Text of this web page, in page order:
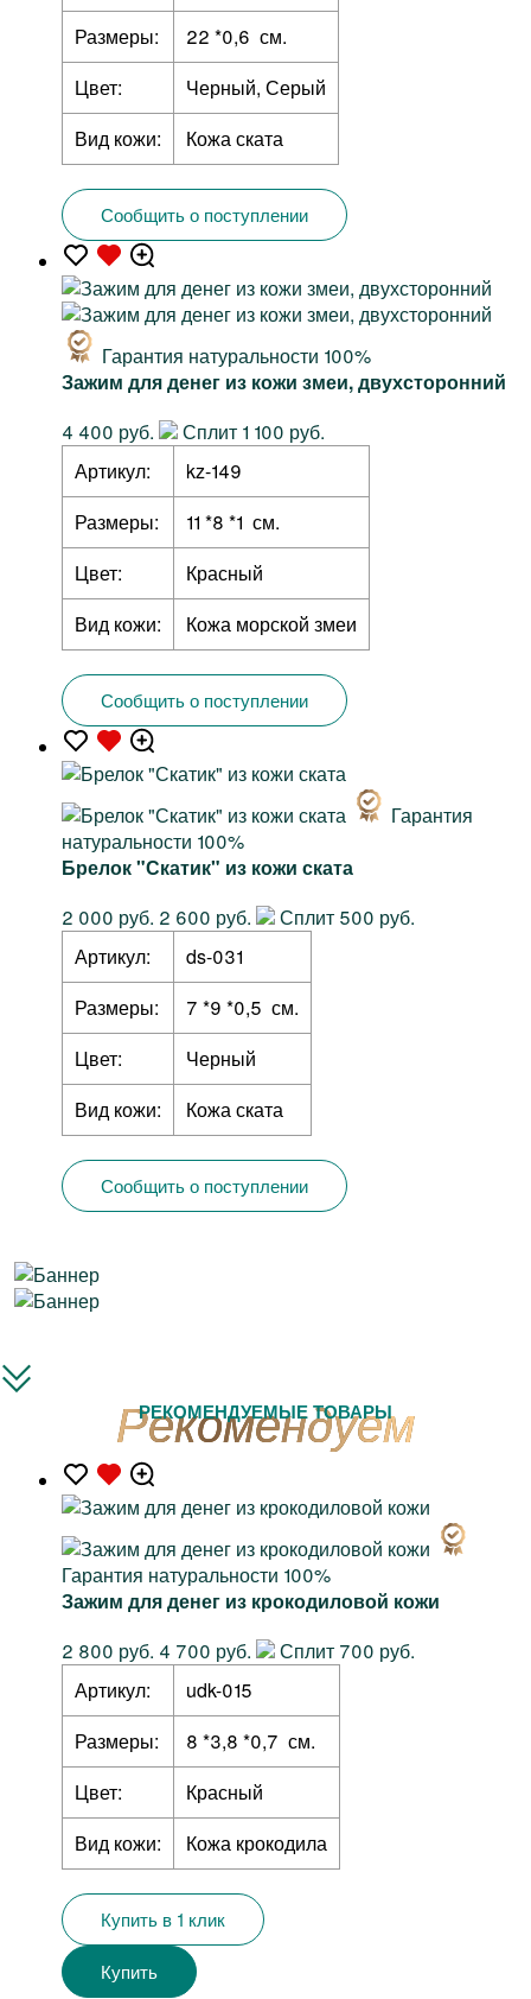
Размеры:
22 *0,6 см.
Цвет:
Черный, Серый
Вид кожи:
Кожа ската
Сообщить о поступлении
Гарантия натуральности 100%
Зажим для денег из кожи змеи, двухсторонний
4 400 руб.
Сплит 1 100 руб.
Артикул:
kz-149
Размеры:
11 *8 *1 см.
Цвет:
Красный
Вид кожи:
Кожа морской змеи
Сообщить о поступлении
Гарантия
натуральности 100%
Брелок "Скатик" из кожи ската
2 000 руб. 2 600 руб.
Сплит 500 руб.
Артикул:
ds-031
Размеры:
7 *9 *0,5 см.
Цвет:
Черный
Вид кожи:
Кожа ската
Сообщить о поступлении
РЕКОМЕНДУЕМЫЕ ТОВАРЫ
Гарантия натуральности 100%
Зажим для денег из крокодиловой кожи
2 800 руб. 4 700 руб.
Сплит 700 руб.
Артикул:
udk-015
Размеры:
8 *3,8 *0,7 см.
Цвет:
Красный
Вид кожи:
Кожа крокодила
Купить в 1 клик
Купить